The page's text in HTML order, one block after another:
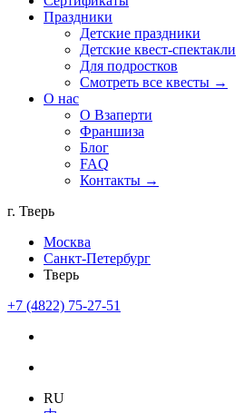
Праздники
Детские праздники
Детские квест-спектакли
Для подростков
Смотреть все квесты →
О нас
О Взаперти
Франшиза
Блог
FAQ
Контакты →
г. Тверь
Москва
Санкт-Петербург
Тверь
+7 (4822) 75-27-51
RU